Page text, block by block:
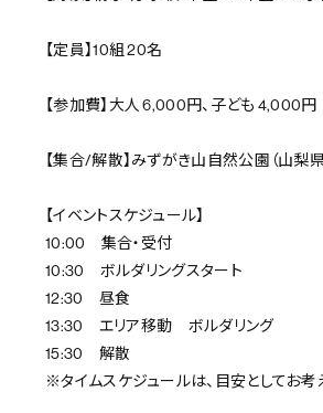
【定員】10組 20名
【参加費】大人 6,000円、子ども 4,000円
【集合/解散】みずがき山自然公園（山梨
【イベントスケジュール】
10:00 集合・受付
10:30 ボルダリングスタート
12:30 昼食
13:30 エリア移動 ボルダリング
15:30 解散
※タイムスケジュールは、目安としてお考